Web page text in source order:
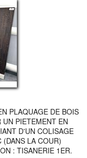
PLAQUAGE DE BOIS
UN PIETEMENT EN
D'UN COLISAGE
(DANS LA COUR)
: TISANERIE 1ER.